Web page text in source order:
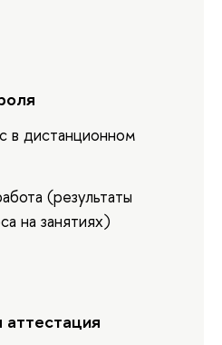
в дистанционном
(результаты
на занятиях)